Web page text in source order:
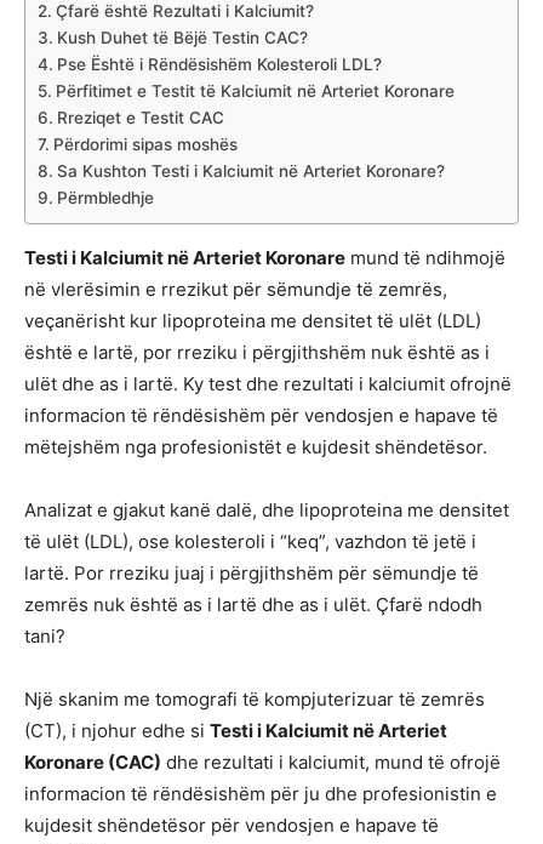
Çfarë është Rezultati i Kalciumit?
Kush Duhet të Bëjë Testin CAC?
Pse Është i Rëndësishëm Kolesteroli LDL?
Përfitimet e Testit të Kalciumit në Arteriet Koronare
Rreziqet e Testit CAC
Përdorimi sipas moshës
Sa Kushton Testi i Kalciumit në Arteriet Koronare?
Përmbledhje
Testi i Kalciumit në Arteriet Koronare mund të ndihmojë
në vlerësimin e rrezikut për sëmundje të zemrës,
veçanërisht kur lipoproteina me densitet të ulët (LDL)
është e lartë, por rreziku i përgjithshëm nuk është as i
ulët dhe as i lartë. Ky test dhe rezultati i kalciumit ofrojnë
informacion të rëndësishëm për vendosjen e hapave të
mëtejshëm nga profesionistët e kujdesit shëndetësor.
Analizat e gjakut kanë dalë, dhe lipoproteina me densitet
të ulët (LDL), ose kolesteroli i “keq”, vazhdon të jetë i
lartë. Por rreziku juaj i përgjithshëm për sëmundje të
zemrës nuk është as i lartë dhe as i ulët. Çfarë ndodh
tani?
Një skanim me tomografi të kompjuterizuar të zemrës
(CT), i njohur edhe si Testi i Kalciumit në Arteriet
Koronare (CAC) dhe rezultati i kalciumit, mund të ofrojë
informacion të rëndësishëm për ju dhe profesionistin e
kujdesit shëndetësor për vendosjen e hapave të